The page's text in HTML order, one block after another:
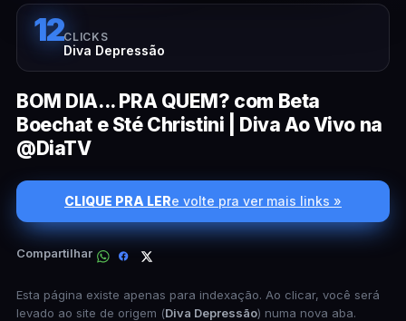
12CLICKS
Diva Depressão
BOM DIA... PRA QUEM? com Beta
Boechat e Sté Christini | Diva Ao Vivo na
@DiaTV
CLIQUE PRA LERe volte pra ver mais links »
Compartilhar
Esta página existe apenas para indexação. Ao clicar, você será
levado ao site de origem (Diva Depressão) numa nova aba.